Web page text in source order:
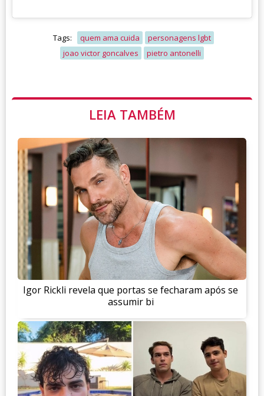
Tags: quem ama cuida
personagens lgbt
joao victor goncalves
pietro antonelli
LEIA TAMBÉM
Igor Rickli revela que portas se fecharam após se
assumir bi